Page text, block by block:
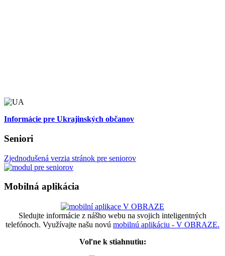
Informácie pre Ukrajinských občanov
Seniori
Zjednodušená verzia stránok pre seniorov
Mobilná aplikácia
Sledujte informácie z nášho webu na svojich inteligentných
telefónoch. Využívajte našu novú mobilnú aplikáciu - V OBRAZE.
Voľne k stiahnutiu: